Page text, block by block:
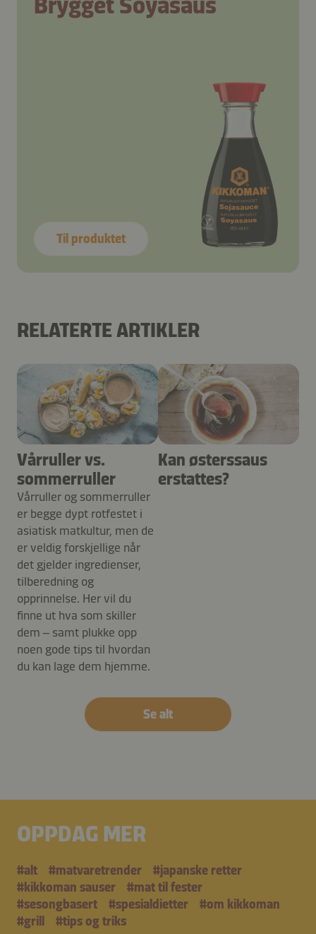
Til produktet
RELATERTE ARTIKLER
Vårruller vs.
sommerruller
Vårruller og sommerruller
er begge dypt rotfestet i
asiatisk matkultur, men de
er veldig forskjellige når
det gjelder ingredienser,
tilberedning og
opprinnelse. Her vil du
finne ut hva som skiller
dem – samt plukke opp
noen gode tips til hvordan
du kan lage dem hjemme.
Kan østerssaus
erstattes?
Se alt
OPPDAG MER
#alt #matvaretrender
#japanske retter
#kikkoman sauser
#mat til fester
#sesongbasert
#spesialdietter
#om kikkoman
#grill
#tips og triks